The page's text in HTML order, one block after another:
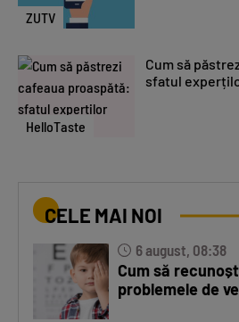
ZUTV
HelloTaste
Cum să
sfatul
CELE MAI NOI
6 august, 08:38
Cum să
problemele de